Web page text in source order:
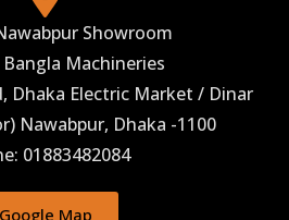
Showroom
Machineries
Dhaka Electric Market / Dinar
Nawabpur, Dhaka -1100
01883482084
Google Map